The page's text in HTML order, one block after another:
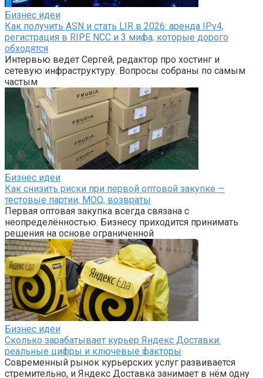
Бизнес идеи
Как получить ASN и стать LIR в 2026: аренда IPv4,
регистрация в RIPE NCC и 3 мифа, которые дорого
обходятся
Интервью ведет Сергей, редактор про хостинг и
сетевую инфраструктуру. Вопросы собраны по самым
частым
Бизнес идеи
Как снизить риски при первой оптовой закупке —
тестовые партии, MOQ, возвраты
Первая оптовая закупка всегда связана с
неопределённостью. Бизнесу приходится принимать
решения на основе ограниченной
Бизнес идеи
Сколько зарабатывает курьер Яндекс Доставки:
реальные цифры и ключевые факторы
Современный рынок курьерских услуг развивается
стремительно, и Яндекс Доставка занимает в нём одну